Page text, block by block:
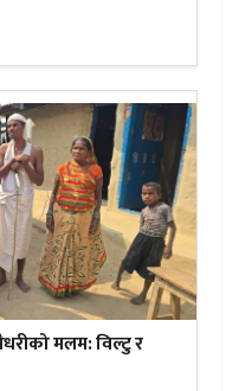
मलम: विल्टु र